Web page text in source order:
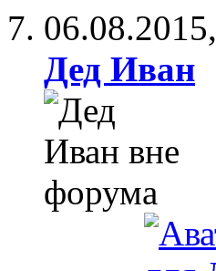
06.08.2015,
Дед Иван